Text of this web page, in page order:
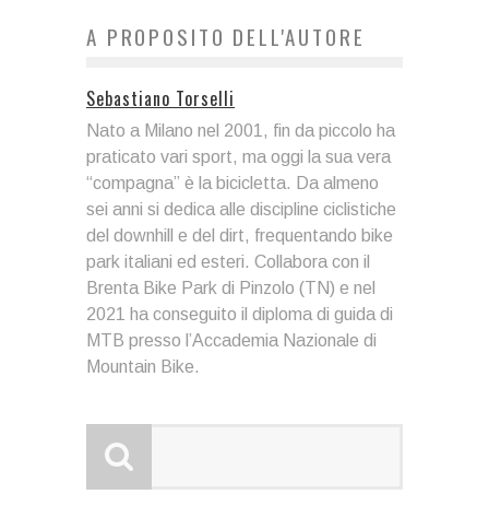
A PROPOSITO DELL'AUTORE
Sebastiano Torselli
Nato a Milano nel 2001, fin da piccolo ha
praticato vari sport, ma oggi la sua vera
“compagna” è la bicicletta. Da almeno
sei anni si dedica alle discipline ciclistiche
del downhill e del dirt, frequentando bike
park italiani ed esteri. Collabora con il
Brenta Bike Park di Pinzolo (TN) e nel
2021 ha conseguito il diploma di guida di
MTB presso l’Accademia Nazionale di
Mountain Bike.